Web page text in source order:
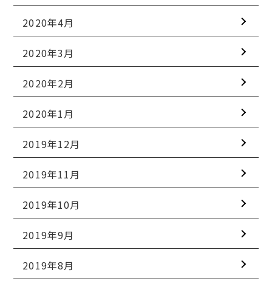
2020年4月
2020年3月
2020年2月
2020年1月
2019年12月
2019年11月
2019年10月
2019年9月
2019年8月